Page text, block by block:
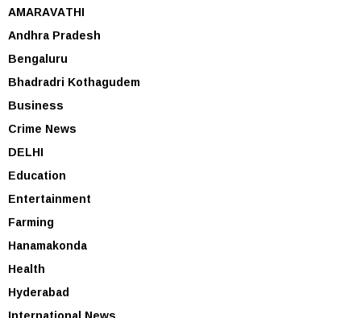
AMARAVATHI
Andhra Pradesh
Bengaluru
Bhadradri Kothagudem
Business
Crime News
DELHI
Education
Entertainment
Farming
Hanamakonda
Health
Hyderabad